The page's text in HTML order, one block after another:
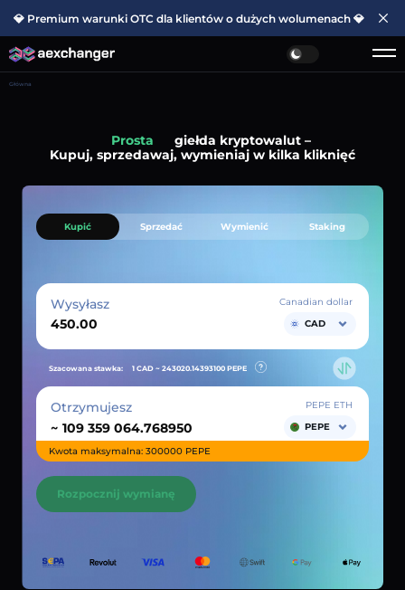
💎 Premium warunki OTC dla klientów o dużych wolumenach 💎
Główna
Prosta
giełda kryptowalut –
Kupuj, sprzedawaj, wymieniaj w kilka kliknięć
Kupić Sprzedać Wymienić Staking
Wysyłasz
Canadian dollar
CAD
Szacowana stawka: 1 CAD ~ 243020.14393100 PEPE
Otrzymujesz
~
PEPE ETH
PEPE
Kwota maksymalna: 300000 PEPE
Rozpocznij wymianę